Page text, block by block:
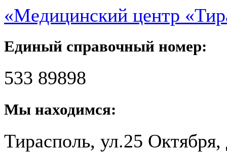
«Медицинский центр
Единый справочный номер:
533 89898
Мы находимся:
Тирасполь, ул.25 Октября,